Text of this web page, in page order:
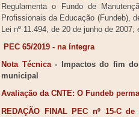
Regulamenta o Fundo de
Profissionais da Educação (Fundeb),
Lei nº 11.494, de 20 de junho de
PEC 65/2019 - na íntegra
Nota Técnica-
Impactos do fim
municipal
Avaliação da CNTE: O Fundeb
REDAÇÃO FINAL PEC nº 15-C de